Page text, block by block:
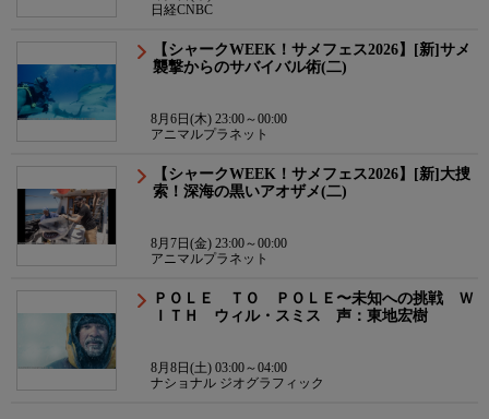
日経CNBC
【シャークWEEK！サメフェス2026】[新]サメ
襲撃からのサバイバル術(二)
8月6日(木) 23:00～00:00
アニマルプラネット
【シャークWEEK！サメフェス2026】[新]大捜
索！深海の黒いアオザメ(二)
8月7日(金) 23:00～00:00
アニマルプラネット
ＰＯＬＥ ＴＯ ＰＯＬＥ〜未知への挑戦 Ｗ
ＩＴＨ ウィル・スミス 声：東地宏樹
8月8日(土) 03:00～04:00
ナショナル ジオグラフィック